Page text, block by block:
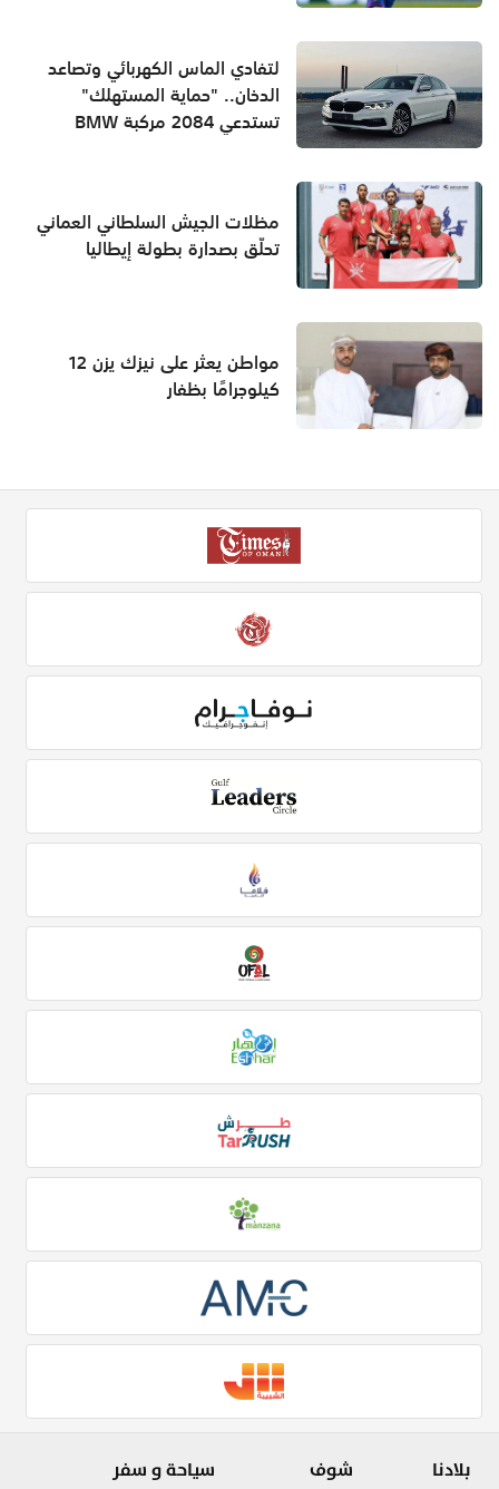
لتفادي الماس الكهربائي وتصاعد
الدخان.. "حماية المستهلك"
تستدعي 2084 مركبة BMW
مظلات الجيش السلطاني العماني
تحلّق بصدارة بطولة إيطاليا
مواطن يعثر على نيزك يزن 12
كيلوجرامًا بظفار
بلادنا شوف سياحة و سفر